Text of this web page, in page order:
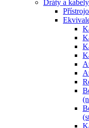
Dráty a kabely